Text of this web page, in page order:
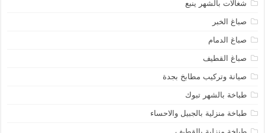
شغالات بالشهر ينبع
صباغ الخبر
صباغ الدمام
صباغ القطيف
صيانة وتركيب مطابخ بجدة
طباخة بالشهر تبوك
طباخة منزلية بالجبيل والاحساء